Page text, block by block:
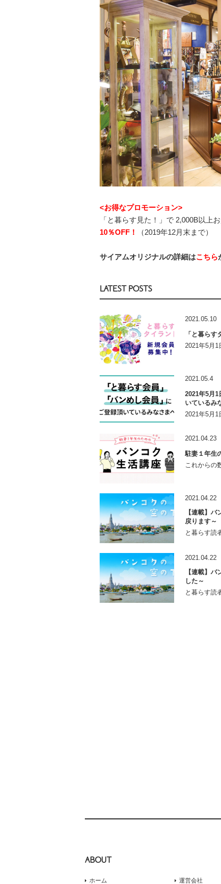
<お得なプロモーション>
「と暮らす見た！」で 2,000B以上
10％OFF！
（2019年12月末まで）
サイアムオリジナルの詳細はこちら
LATEST POSTS
2021.05.10
「と暮ら
2021年5月
2021.05.4
2021年5月
いているみ
2021年5月
2021.04.23
駐妻１年生
これからの
2021.04.22
【連載】
戻ります～
と暮らす読
2021.04.22
【連載】
した～
と暮らす読
ABOUT
ホーム 運営会社